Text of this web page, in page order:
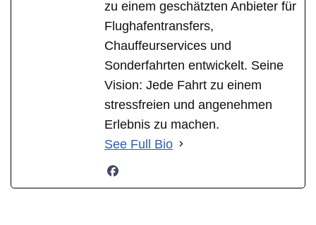
zu einem geschätzten Anbieter für
Flughafentransfers,
Chauffeurservices und
Sonderfahrten entwickelt. Seine
Vision: Jede Fahrt zu einem
stressfreien und angenehmen
Erlebnis zu machen.
See Full Bio